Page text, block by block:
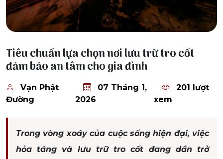
Tiêu chuẩn lựa chọn nơi lưu trữ tro cốt
đảm bảo an tâm cho gia đình
Vạn Phật
Đường
07 Tháng 1,
2026
201 lượt
xem
Trong vòng xoáy của cuộc sống hiện đại, việc
hỏa táng và lưu trữ tro cốt đang dần trở